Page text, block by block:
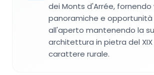
dei Monts d'Arrée, fornendo
panoramiche e
all'aperto mantenendo la
architettura in pietra del
carattere rurale.